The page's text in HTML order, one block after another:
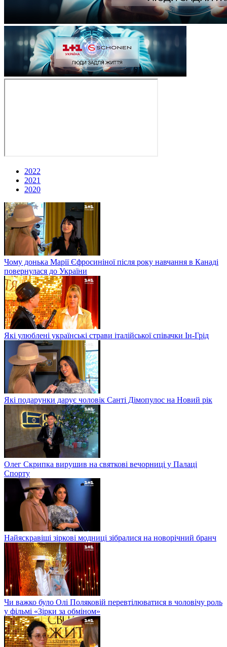
2022
2021
2020
Чому донька Марії Єфросиніної після року навчання в Канаді
повернулася до України
Які улюблені українські страви італійської співачки Ін-Грід
Які подарунки дарує чоловік Санті Дімопулос на Новий рік
Олег Скрипка вирушив на святкові вечорниці у Палаці
Спорту
Найяскравіші зіркові модниці зібралися на новорічний бранч
Чи важко було Олі Поляковій перевтілюватися в чоловічу роль
у фільмі «Зірки за обміном»